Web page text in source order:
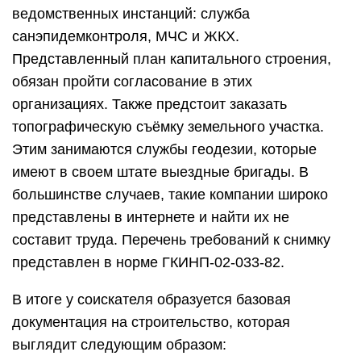
ведомственных инстанций: служба
санэпидемконтроля, МЧС и ЖКХ.
Представленный план капитального строения,
обязан пройти согласование в этих
организациях. Также предстоит заказать
топографическую съёмку земельного участка.
Этим занимаются службы геодезии, которые
имеют в своем штате выездные бригады. В
большинстве случаев, такие компании широко
представлены в интернете и найти их не
составит труда. Перечень требований к снимку
представлен в норме ГКИНП-02-033-82.
В итоге у соискателя образуется базовая
документация на строительство, которая
выглядит следующим образом: